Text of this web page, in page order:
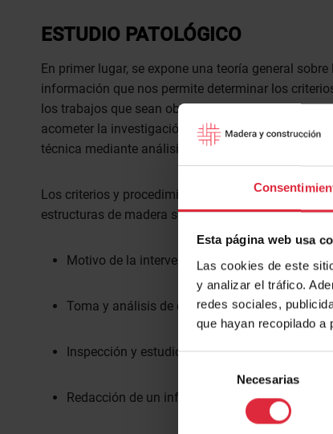
Esta página web usa
Las cookies de este
y analizar el tráfico.
redes sociales,
que hayan recopilado a
Selección
consentimiento
Necesarias
ESTUDIO PATOLÓGICO
En primer lugar, se expone una teoría general
información que nos permite determinar los
los trabajos que sean objeto del proyecto. Se
acometer la investigación del estado patológico
técnica mediante análisis, pruebas y ensayos.
Los criterios y procedimiento que se llevan a cabo
estructuras de madera son los siguientes:
Motivo de la intervención.
Toma y análisis de datos de reconocimiento
Inspección y estudio de la naturaleza de las
Redacción de un informe sobre el estado de